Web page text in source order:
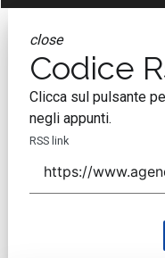
close
Codice
Clicca sul pulsante
negli appunti.
RSS link